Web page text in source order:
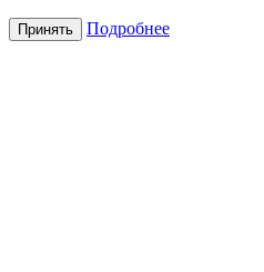
Принять Подробнее